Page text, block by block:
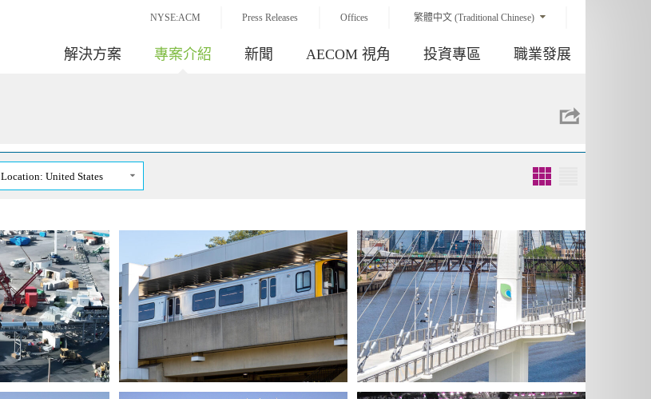
NYSE:ACM Press Releases Offices 繁體中文 (Traditional Chinese)
解決方案 專案介紹 新聞 AECOM 視角 投資專區 職業發展
Location: United States